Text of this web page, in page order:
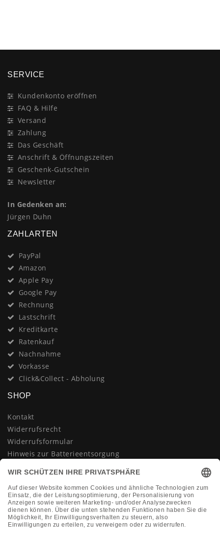
SERVICE
Kundenkonto eröffnen
FAQ & Hilfe
Versand
Zahlung
Das Geschäft
Anschrift & Öffnungszeiten
Geschenk-Gutschein
Newsletter
In Gedenken an:
Jürgen Duhn
ZAHLARTEN
PayPal
Amazon
Apple Pay
Google Pay
Rechnung
Lastschrift
Kreditkarte
Ratenkauf
Nachnahme
Vorkasse
Click&Collect - Abholung
SHOP
Kontakt
Widerrufsrecht
Widerrufsformular
Hinweis zur Batterieentsorgung
Datenschutzerklärung
Impressum
Vertrag widerrufen
KONTAKT